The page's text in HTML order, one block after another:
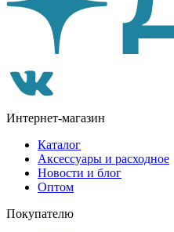
Интернет-магазин
Каталог
Аксессуары и расходное
Новости и блог
Оптом
Покупателю